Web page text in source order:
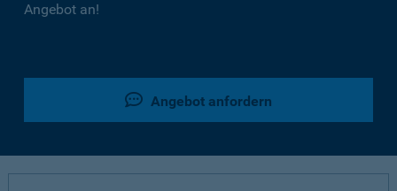
Angebot an!
Angebot anfordern